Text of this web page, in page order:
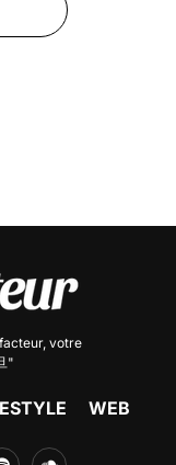
, votre
"
WEB